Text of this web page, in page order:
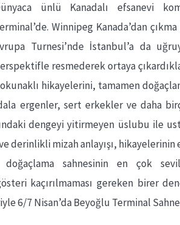
ünlü Kanadalı efsanevi
Winnipeg Kanada’dan
Turnesi’nde İstanbul’a da
resmederek ortaya
hikayelerini, tamamen
ergenler, sert erkekler ve daha
dengeyi yitirmeyen üslubu ile
derinlikli mizah an­layışı, hikayelerinin
doğaçlama sahnesinin en çok
kaçırılmaması gereken birer
6/7 Nisan’da Beyoğlu Terminal